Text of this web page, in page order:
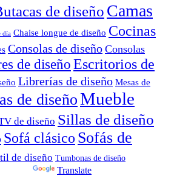
de diseño Camas
día Chaise longue de diseño Cocinas
Consolas de diseño Consolas
de diseño Escritorios de
Librerías de diseño Mesas de
de diseñoMueble
de diseño Sillas de diseño
Sofá clásico Sofás de
de diseño Tumbonas de diseño
Translate